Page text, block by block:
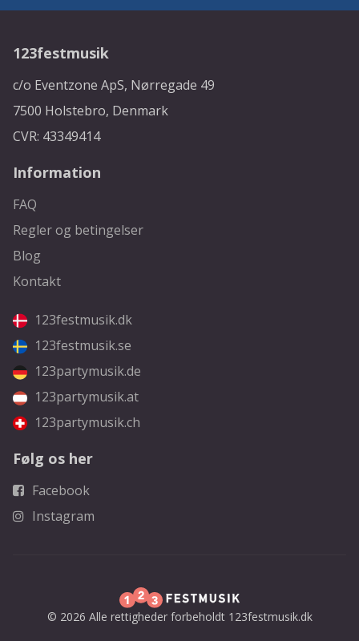
123festmusik
c/o Eventzone ApS, Nørregade 49
7500 Holstebro, Denmark
CVR: 43349414
Information
FAQ
Regler og betingelser
Blog
Kontakt
123festmusik.dk
123festmusik.se
123partymusik.de
123partymusik.at
123partymusik.ch
Følg os her
Facebook
Instagram
© 2026 Alle rettigheder forbeholdt 123festmusik.dk